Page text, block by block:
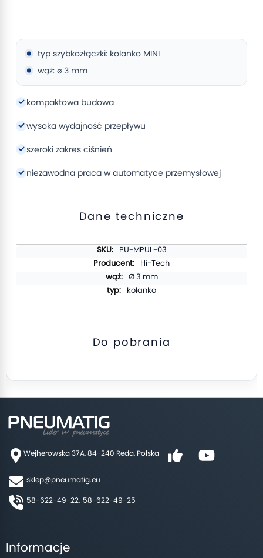
typ szybkozłączki: kolanko MINI
wąż: ⌀ 3 mm
kompaktowa budowa
wysoka wydajność przepływu
szeroki zakres ciśnień
niezawodna praca w automatyce przemysłowej
Dane techniczne
PU-MPUL-03
Hi-Tech
Ø 3 mm
kolanko
Do pobrania
Wejherowska 37A, 84-240 Reda, Polska
sklep@pneumatig.eu
58-622-49-22, 58-622-49-25
Informacje